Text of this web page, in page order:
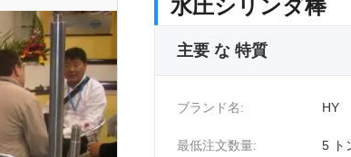
水圧シリンダ棒
主要 な 特質
ブランド名: HY
最低注文数量: 5 ト